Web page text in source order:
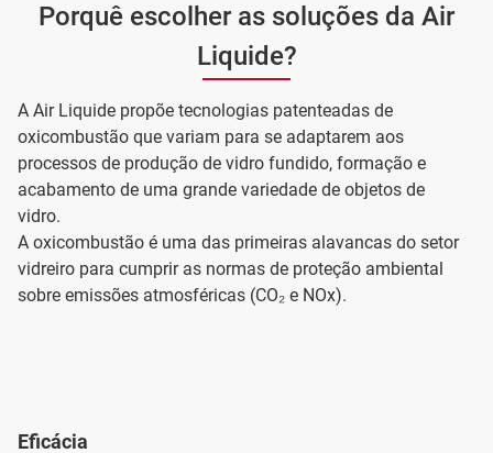
Porquê escolher as soluções da Air
Liquide?
A Air Liquide propõe tecnologias patenteadas de
oxicombustão que variam para se adaptarem aos
processos de produção de vidro fundido, formação e
acabamento de uma grande variedade de objetos de
vidro.
A oxicombustão é uma das primeiras alavancas do setor
vidreiro para cumprir as normas de proteção ambiental
sobre emissões atmosféricas (CO₂ e NOx).
Eficácia